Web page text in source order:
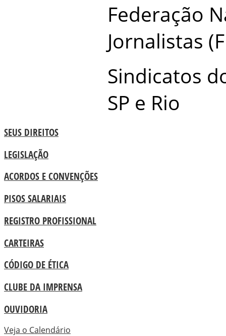
Federação
Jornalistas
Sindicatos
SP e Rio
SEUS DIREITOS
LEGISLAÇÃO
ACORDOS E CONVENÇÕES
PISOS SALARIAIS
REGISTRO PROFISSIONAL
CARTEIRAS
CÓDIGO DE ÉTICA
CLUBE DA IMPRENSA
OUVIDORIA
Veja o Calendário